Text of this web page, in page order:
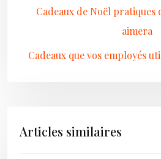
Cadeaux de Noël pratiques
aimera
Cadeaux que vos employés
Articles similaires